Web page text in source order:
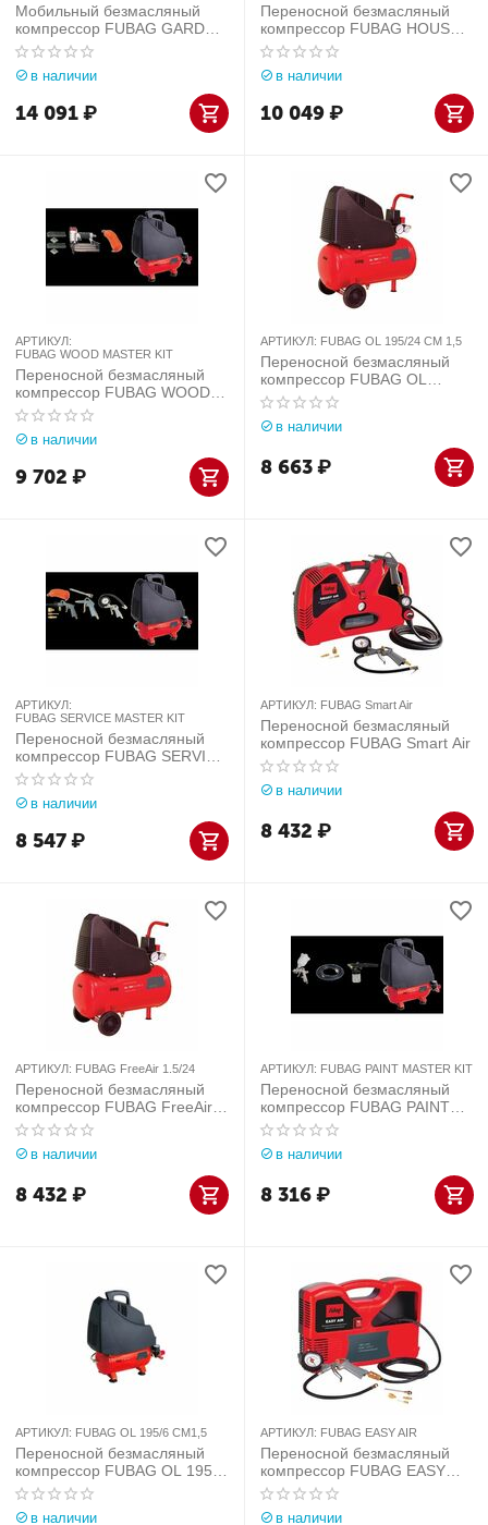
Мобильный безмасляный
компрессор FUBAG GARDEN
MASTER KIT
в наличии
14 091₽
Переносной безмасляный
компрессор FUBAG HOUSE
MASTER KIT
в наличии
10 049₽
АРТИКУЛ:
FUBAG WOOD MASTER KIT
Переносной безмасляный
компрессор FUBAG WOOD
MASTER KIT
в наличии
9 702 ₽
АРТИКУЛ: FUBAG OL 195/24 CM 1,5
Переносной безмасляный
компрессор FUBAG OL
195/24 CM 1,5
в наличии
8 663₽
АРТИКУЛ:
FUBAG SERVICE MASTER KIT
Переносной безмасляный
компрессор FUBAG SERVICE
MASTER KIT
в наличии
8 547₽
АРТИКУЛ: FUBAG Smart Air
Переносной безмасляный
компрессор FUBAG Smart Air
в наличии
8 432 ₽
АРТИКУЛ: FUBAG FreeAir 1.5/24
Переносной безмасляный
компрессор FUBAG FreeAir
1.5/24
в наличии
8 432 ₽
АРТИКУЛ: FUBAG PAINT MASTER KIT
Переносной безмасляный
компрессор FUBAG PAINT
MASTER KIT
в наличии
8 316₽
АРТИКУЛ: FUBAG OL 195/6 CM1,5
Переносной безмасляный
компрессор FUBAG OL 195/6
CM1,5
в наличии
АРТИКУЛ: FUBAG EASY AIR
Переносной безмасляный
компрессор FUBAG EASY
AIR
в наличии